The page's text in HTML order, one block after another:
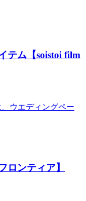
テム【soistoi film
ウエディングペー
ロンティア】